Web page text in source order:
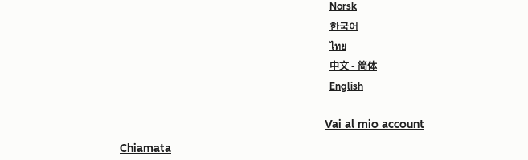
Norsk
한국어
ไทย
中文 - 简体
English
Vai al mio account
Chiamata